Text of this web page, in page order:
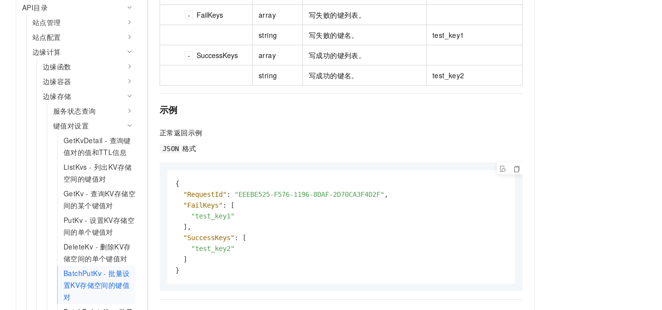
API目录
站点管理
站点配置
边缘计算
边缘函数
边缘容器
边缘存储
服务状态查询
键值对设置
GetKvDetail - 查询键
值对的值和TTL信息
ListKvs - 列出KV存储
空间的键值对
GetKv - 查询KV存储空
间的某个键值对
PutKv - 设置KV存储空
间的单个键值对
DeleteKv - 删除KV存
储空间的单个键值对
BatchPutKv - 批量设
置KV存储空间的键值
对
FailKeys array 写失败的键列表。
string 写失败的键名。 test_key1
SuccessKeys array 写成功的键列表。
string 写成功的键名。 test_key2
示例
正常返回示例
JSON 格式
{
"RequestId" : "EEEBE525-F576-1196-8DAF-2D70CA3F4D2F" ,
"FailKeys" :
[
"test_key1"
] ,
"SuccessKeys" :
[
"test_key2"
]
}